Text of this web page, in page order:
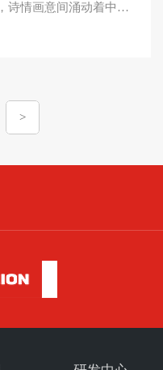
初夏的湖州，太湖烟波浩渺，诗情画意间涌动着中国化学试剂行业标准化建设的澎湃力量。2025年6月5日，由中国化学试剂工业协会主办的“2025年团标委年会暨标准审查/宣贯会”在此隆重召开。湖南汇虹试剂有限公司作为团体标准委员会委员，全程参与了此次盛会，与来自全国各...
>